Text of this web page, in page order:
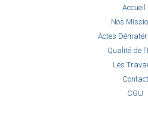
Accueil
Nos
Actes
Qualité de
Les
Contact
CGU